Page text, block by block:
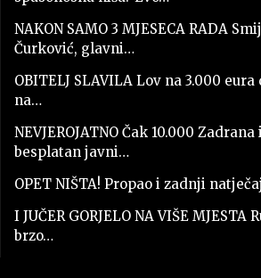
NAKON SAMO 3 MJESECA RADA
Čurković, glavni…
OBITELJ SLAVILA Lov na 3.000
na…
NEVJEROJATNO Čak 10.000
besplatan javni…
OPET NIŠTA! Propao i zadnji
I JUČER GORJELO NA VIŠE MJESTA
brzo…